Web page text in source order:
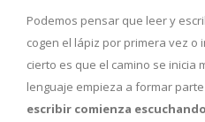
Podemos pensar que leer y
cogen el lápiz por primera vez o
cierto es que el camino se inicia
lenguaje empieza a formar
escribir comienza